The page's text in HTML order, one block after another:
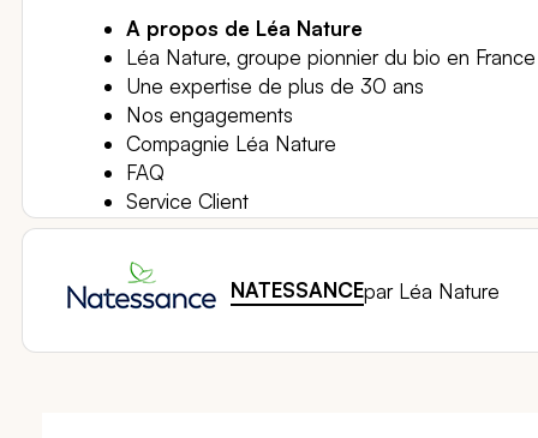
A propos de Léa Nature
Léa Nature, groupe pionnier du bio en France
Une expertise de plus de 30 ans
Nos engagements
Compagnie Léa Nature
FAQ
Service Client
NATESSANCEpar Léa Nature